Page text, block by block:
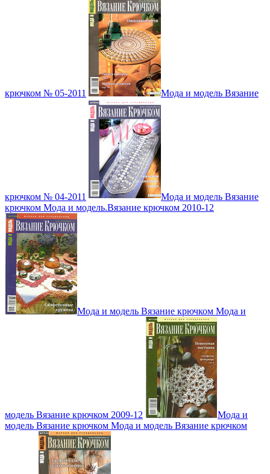
крючком № 05-2011 Мода и модель Вязание
крючком № 04-2011
Мода и модель Вязание
крючком Мода и модель.Вязание крючком 2010-12
Мода и модель Вязание крючком Мода и
модель Вязание крючком 2009-12
Мода и
модель Вязание крючком Мода и модель Вязание крючком